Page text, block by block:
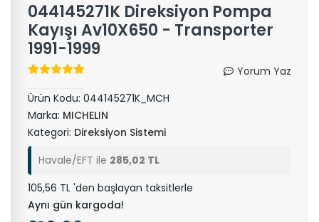
044145271K Direksiyon Pompa
Kayışı Av10X650 - Transporter
1991-1999
Yorum Yaz
Ürün Kodu: 044145271K_MCH
Marka: MICHELIN
Kategori: Direksiyon Sistemi
Havale/EFT ile 285,02 TL
105,56 TL 'den başlayan taksitlerle
Aynı gün kargoda!